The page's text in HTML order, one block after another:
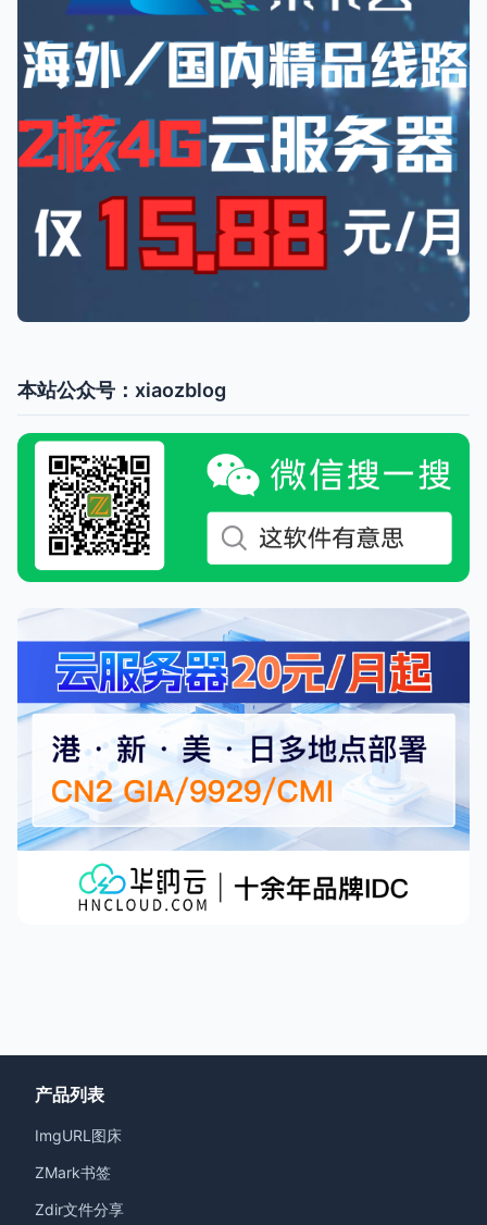
本站公众号：xiaozblog
产品列表
ImgURL图床
ZMark书签
Zdir文件分享